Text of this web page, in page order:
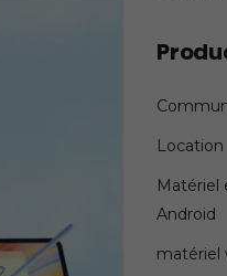
Location
Matériel
Android
matériel